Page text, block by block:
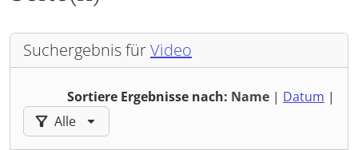
Suchergebnis fürVideo
Sortiere Ergebnisse nach: Name | Datum |
Ergebnisse filtern nach:
Alle